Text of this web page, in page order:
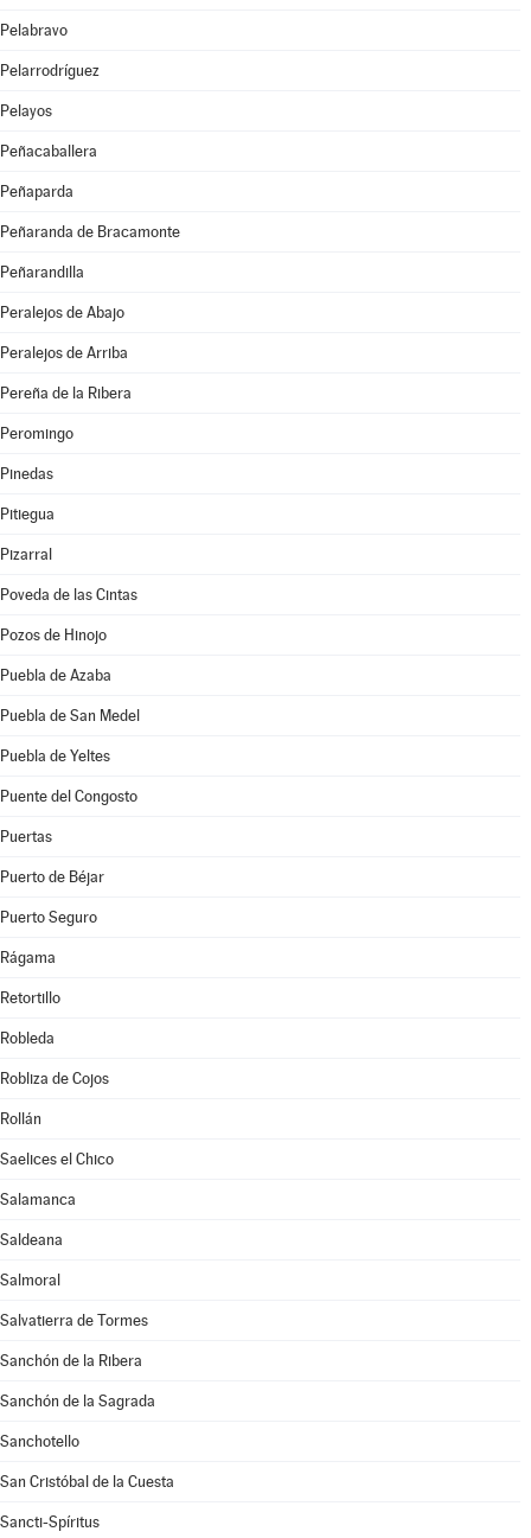
Pelabravo
Pelarrodríguez
Pelayos
Peñacaballera
Peñaparda
Peñaranda de Bracamonte
Peñarandilla
Peralejos de Abajo
Peralejos de Arriba
Pereña de la Ribera
Peromingo
Pinedas
Pitiegua
Pizarral
Poveda de las Cintas
Pozos de Hinojo
Puebla de Azaba
Puebla de San Medel
Puebla de Yeltes
Puente del Congosto
Puertas
Puerto de Béjar
Puerto Seguro
Rágama
Retortillo
Robleda
Robliza de Cojos
Rollán
Saelices el Chico
Salamanca
Saldeana
Salmoral
Salvatierra de Tormes
Sanchón de la Ribera
Sanchón de la Sagrada
Sanchotello
San Cristóbal de la Cuesta
Sancti-Spíritus